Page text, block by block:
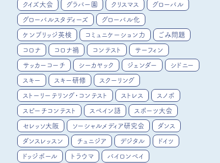
クイズ大会 グラバー園 クリスマス グローバル
グローバルスタディーズ グローバル化
ケンブリッジ英検 コミュニケーション力 ごみ問題
コロナ コロナ禍 コンテスト サーフィン
サッカーコーチ シーカヤック ジェンダー シドニー
スキー スキー研修 スクーリング
ストーリーテリング・コンテスト ストレス スノボ
スピーチコンテスト スペイン語 スポーツ大会
セレッソ大阪 ソーシャルメディア研究会 ダンス
ダンスレッスン チュニジア デジタル ドイツ
ドッジボール トラウマ バイロンベイ